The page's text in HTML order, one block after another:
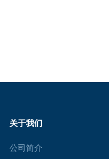
关于我们
公司简介